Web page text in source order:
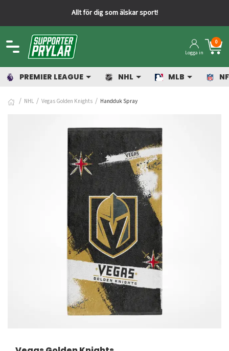
Allt för dig som älskar sport!
Logga in
0
PREMIER LEAGUE NHL MLB
NHL Vegas Golden Knights Handduk Spray